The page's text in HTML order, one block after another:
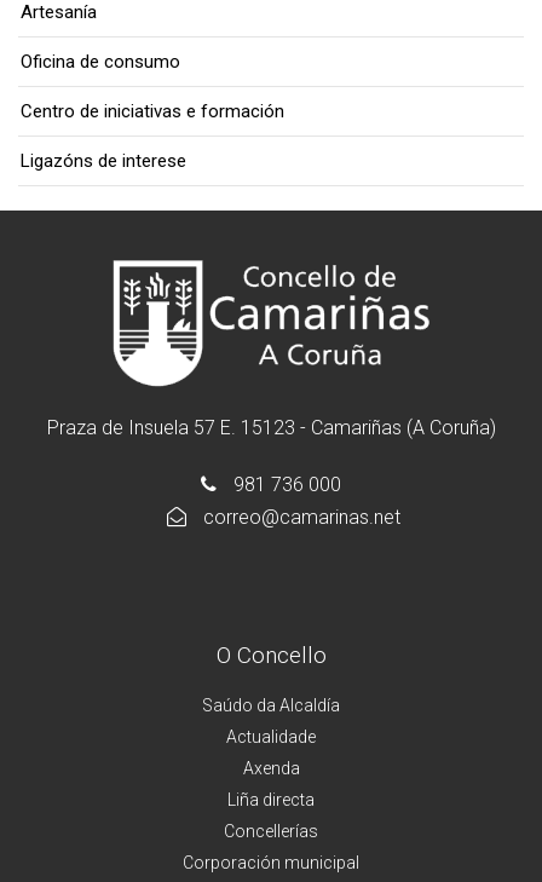
Artesanía
Oficina de consumo
Centro de iniciativas e formación
Ligazóns de interese
Praza de Insuela 57 E. 15123 - Camariñas (A Coruña)
981 736 000
correo@camarinas.net
O Concello
Saúdo da Alcaldía
Actualidade
Axenda
Liña directa
Concellerías
Corporación municipal